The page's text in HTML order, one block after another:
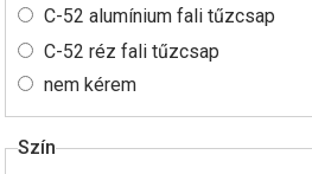
C-52 alumínium fali tűzcsap
C-52 réz fali tűzcsap
nem kérem
Szín